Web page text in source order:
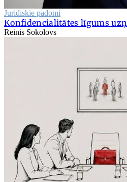
Juridiskie padomi
Konfidencialitātes līgums
Reinis Sokolovs